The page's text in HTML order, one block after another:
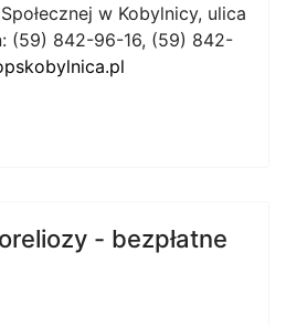
w Kobylnicy, ulica
(59) 842-96-16, (59) 842-
- bezpłatne